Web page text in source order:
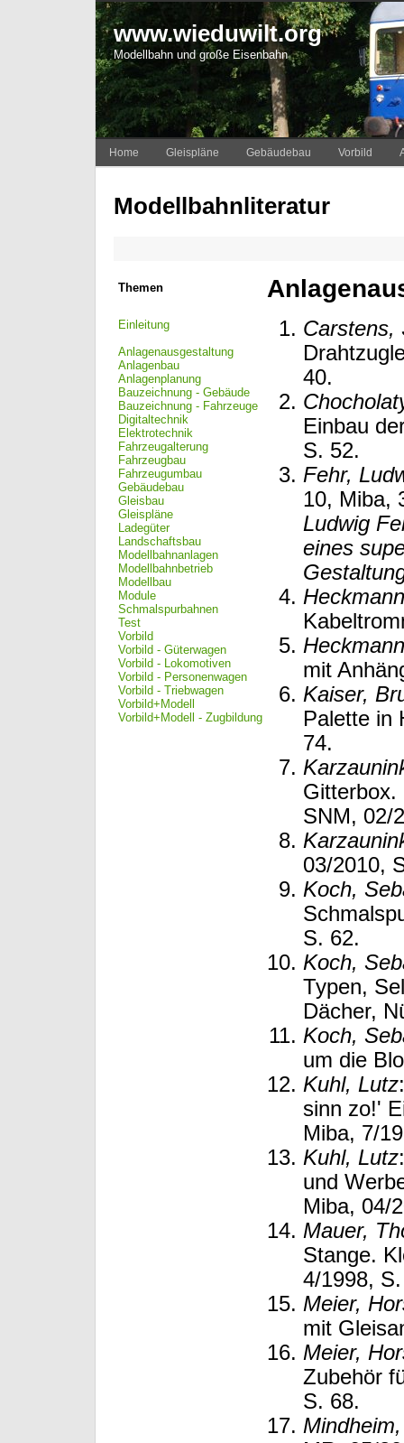
www.wieduwilt.org
Modellbahn und große Eisenbahn
Home Gleispläne Gebäudebau Vorbild
Modellbahnliteratur
Themen
Einleitung
Anlagenausgestaltung
Anlagenbau
Anlagenplanung
Bauzeichnung - Gebäude
Bauzeichnung - Fahrzeuge
Digitaltechnik
Elektrotechnik
Fahrzeugalterung
Fahrzeugbau
Fahrzeugumbau
Gebäudebau
Gleisbau
Gleispläne
Ladegüter
Landschaftsbau
Modellbahnanlagen
Modellbahnbetrieb
Modellbau
Module
Schmalspurbahnen
Test
Vorbild
Vorbild - Güterwagen
Vorbild - Lokomotiven
Vorbild - Personenwagen
Vorbild - Triebwagen
Vorbild+Modell
Vorbild+Modell - Zugbildung
Carstens,
40.
Einbau
S. 52.
Fehr,
10, Miba,
Ludwig
eines
mit
Kaiser,
Palette in
74.
Gitterbox.
SNM, 02/
03/2010,
Koch,
S. 62.
Koch,
Typen,
Dächer,
Koch,
um die
Kuhl, Lutz
sinn zo!'
Miba, 7/
Kuhl, Lutz
und
Miba, 04/
Mauer,
Stange.
4/1998,
Meier,
mit
Meier,
Zubehör
S. 68.